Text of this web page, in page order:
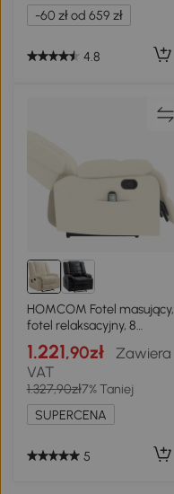
-60 zł od 659 zł
4.8
HOMCOM Fotel masujący,
fotel relaksacyjny, 8
punktów wibracyjnych,
funkcja leżenia, skóra
ekologiczna, kość słoniowa,
94x99x99cm
1.221,90zł
Zawiera
VAT
1.327,90zł7% Taniej
SUPERCENA
5